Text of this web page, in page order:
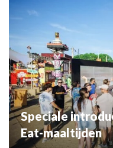
Speciale
Eat-maaltijden